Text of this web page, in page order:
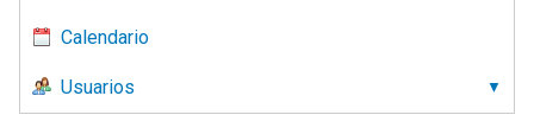
Calendario
Usuarios